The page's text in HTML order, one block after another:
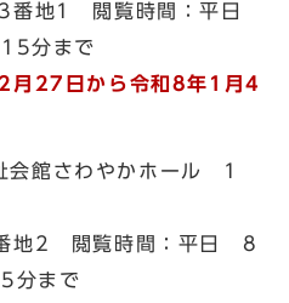
番地1 閲覧時間：平日
分まで
月27日から令和8年1月4
会館さわやかホール 1
地2 閲覧時間：平日 8
分まで